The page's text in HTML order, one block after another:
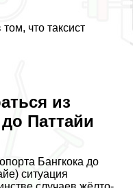
что таксист
из
Паттайи
Бангкока до
ситуация